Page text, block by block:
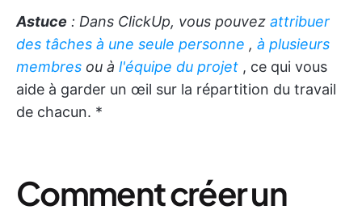
Astuce : Dans ClickUp, vous pouvez attribuer
des tâches à une seule personne , à plusieurs
membres ou à l'équipe du projet , ce qui vous
aide à garder un œil sur la répartition du travail
de chacun. *
Comment créer un